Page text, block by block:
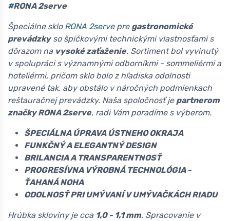
#RONA 2serve
Špeciálne sklo RONA 2servepre gastronomické
prevádzkyso špičkovými technickými vlastnosťami s
dôrazom na vysoké zaťaženie. Sortiment bol vyvinutý
v spolupráci s významnými odborníkmi - sommeliérmi a
hoteliérmi, pričom sklo bolo z hľadiska odolnosti
upravené tak, aby obstálo v náročných podmienkach
reštauračnej prevádzky. Naša spoločnosť je partnerom
značky RONA 2serve, radi Vám poradíme s výberom.
ŠPECIÁLNA ÚPRAVA ÚSTNEHO OKRAJA
FUNKČNÝ A ELEGANTNÝ DESIGN
BRILANCIA A TRANSPARENTNOSŤ
PROGRESÍVNA VÝROBNÁ TECHNOLÓGIA -
ŤAHANÁ NOHA
ODOLNOSŤ PRI UMÝVANÍ V UMÝVAČKÁCH RIADU
Hrúbka skloviny je cca 1,0 - 1,1 mm. Spracovanie v